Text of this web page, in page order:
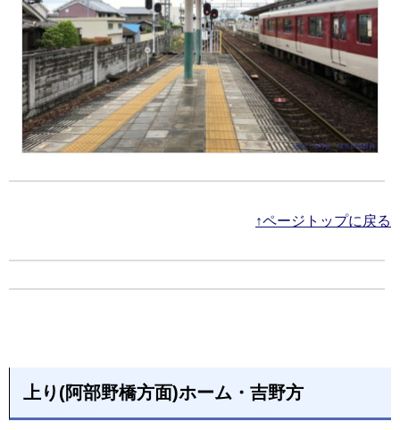
↑ページトップに戻る
上り(阿部野橋方面)ホーム・吉野方